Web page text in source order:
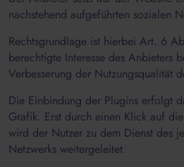
nachstehend aufgeführten sozialen
Rechtsgrundlage ist hierbei Art. 6
berechtigte Interesse des Anbieters
Verbesserung der Nutzungsqualität
Die Einbindung der Plugins erfolgt
Grafik. Erst durch einen Klick auf
wird der Nutzer zu dem Dienst des
Netzwerks weitergeleitet.